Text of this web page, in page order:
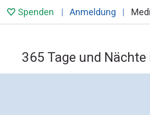
Spenden Anmeldung
365 Tage und